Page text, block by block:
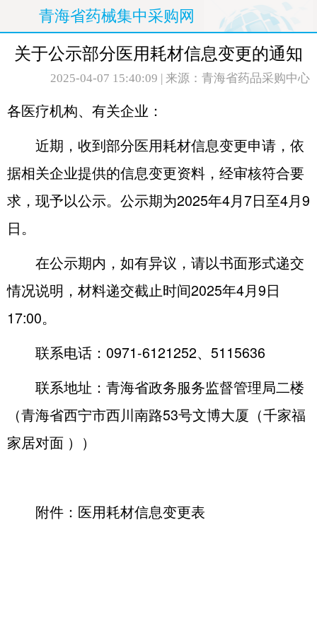
青海省药械集中采购网
关于公示部分医用耗材信息变更的通知
2025-04-07 15:40:09 | 来源：青海省药品采购中心
各医疗机构、有关企业：
近期，收到部分医用耗材信息变更申请，依
据相关企业提供的信息变更资料，经审核符合要
求，现予以公示。公示期为2025年4月7日至4月9
日。
在公示期内，如有异议，请以书面形式递交
情况说明，材料递交截止时间2025年4月9日
17:00。
联系电话：0971-6121252、5115636
联系地址：青海省政务服务监督管理局二楼
（青海省西宁市西川南路53号文博大厦（千家福
家居对面 ））
附件： 医用耗材信息变更表